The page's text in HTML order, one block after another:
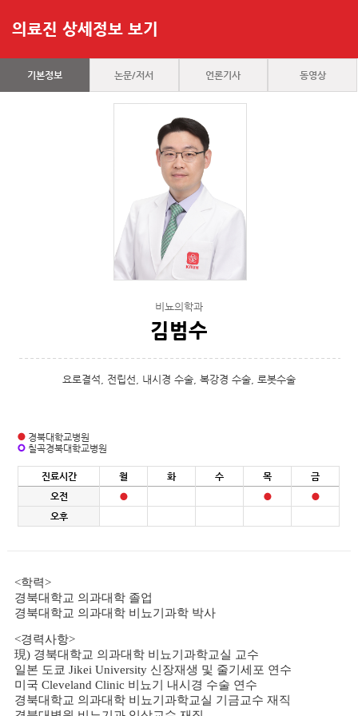
의료진 상세정보 보기
기본정보 논문/저서 언론기사 동영상
비뇨의학과
김범수
요로결석, 전립선, 내시경 수술, 복강경 수술, 로봇수술
경북대학교병원
칠곡경북대학교병원
진료시간 월 화 수 목
금
오전
오후
<학력>
경북대학교 의과대학 졸업
경북대학교 의과대학 비뇨기과학 박사
<경력사항>
現) 경북대학교 의과대학 비뇨기과학교실 교수
일본 도쿄 Jikei University 신장재생 및 줄기세포 연수
미국 Cleveland Clinic 비뇨기 내시경 수술 연수
경북대학교 의과대학 비뇨기과학교실 기금교수 재직